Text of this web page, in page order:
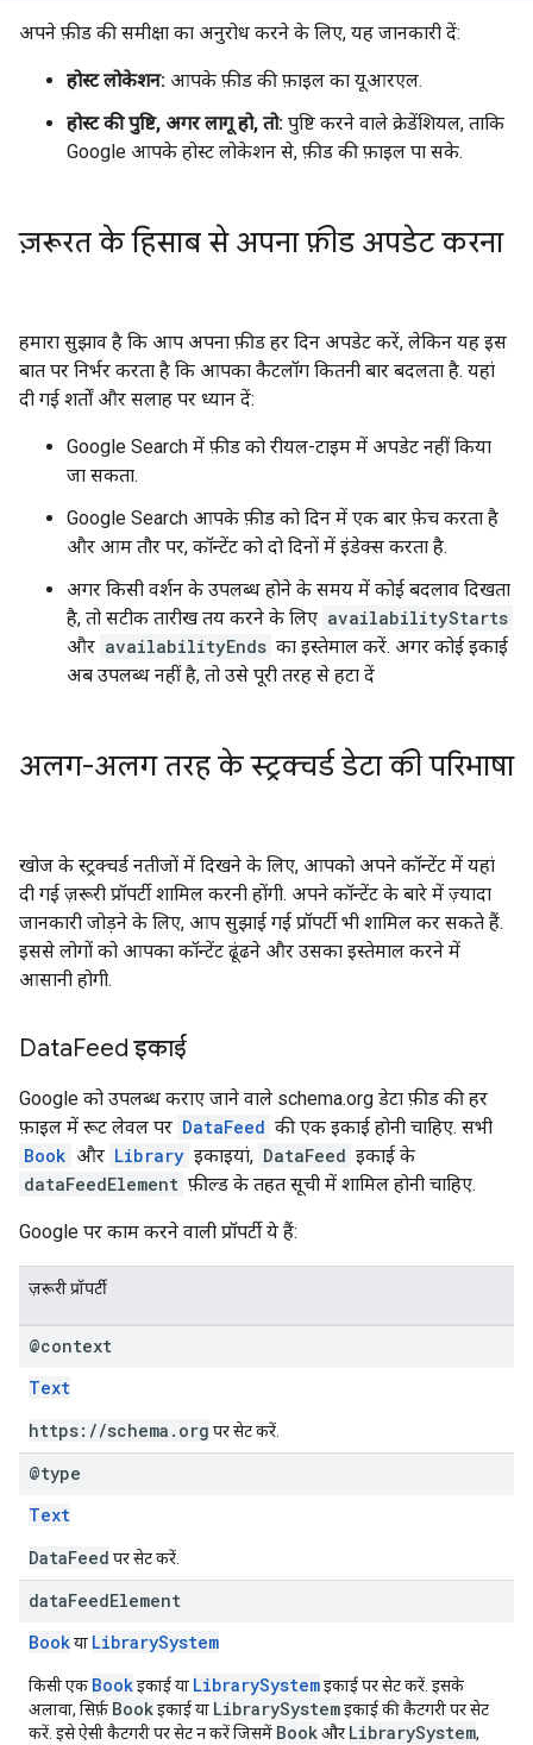
अपने फ़ीड की समीक्षा का अनुरोध करने के लिए, यह जानकारी दें:
होस्ट लोकेशन: आपके फ़ीड की फ़ाइल का यूआरएल.
होस्ट की पुष्टि, अगर लागू हो, तो: पुष्टि करने वाले क्रेडेंशियल, ताकि
Google आपके होस्ट लोकेशन से, फ़ीड की फ़ाइल पा सके.
ज़रूरत के हिसाब से अपना फ़ीड अपडेट करना
हमारा सुझाव है कि आप अपना फ़ीड हर दिन अपडेट करें, लेकिन यह इस
बात पर निर्भर करता है कि आपका कैटलॉग कितनी बार बदलता है. यहां
दी गई शर्तों और सलाह पर ध्यान दें:
Google Search में फ़ीड को रीयल-टाइम में अपडेट नहीं किया
जा सकता.
Google Search आपके फ़ीड को दिन में एक बार फ़ेच करता है
और आम तौर पर, कॉन्टेंट को दो दिनों में इंडेक्स करता है.
अगर किसी वर्शन के उपलब्ध होने के समय में कोई बदलाव दिखता
है, तो सटीक तारीख तय करने के लिए availabilityStarts
और availabilityEnds का इस्तेमाल करें. अगर कोई इकाई
अब उपलब्ध नहीं है, तो उसे पूरी तरह से हटा दें
अलग-अलग तरह के स्ट्रक्चर्ड डेटा की परिभाषा
खोज के स्ट्रक्चर्ड नतीजों में दिखने के लिए, आपको अपने कॉन्टेंट में यहां
दी गई ज़रूरी प्रॉपर्टी शामिल करनी होंगी. अपने कॉन्टेंट के बारे में ज़्यादा
जानकारी जोड़ने के लिए, आप सुझाई गई प्रॉपर्टी भी शामिल कर सकते हैं.
इससे लोगों को आपका कॉन्टेंट ढूंढने और उसका इस्तेमाल करने में
आसानी होगी.
DataFeed इकाई
Google को उपलब्ध कराए जाने वाले schema.org डेटा फ़ीड की हर
फ़ाइल में रूट लेवल पर DataFeed की एक इकाई होनी चाहिए. सभी
Book और Library इकाइयां, DataFeed इकाई के
dataFeedElement फ़ील्ड के तहत सूची में शामिल होनी चाहिए.
Google पर काम करने वाली प्रॉपर्टी ये हैं:
ज़रूरी प्रॉपर्टी
@context
Text
https://schema.org पर सेट करें.
@type
Text
DataFeed पर सेट करें.
dataFeedElement
Bookया LibrarySystem
किसी एक Bookइकाई या LibrarySystemइकाई पर सेट करें. इसके
अलावा, सिर्फ़ Bookइकाई या LibrarySystemइकाई की कैटगरी पर सेट
करें. इसे ऐसी कैटगरी पर सेट न करें जिसमें Bookऔर LibrarySystem,